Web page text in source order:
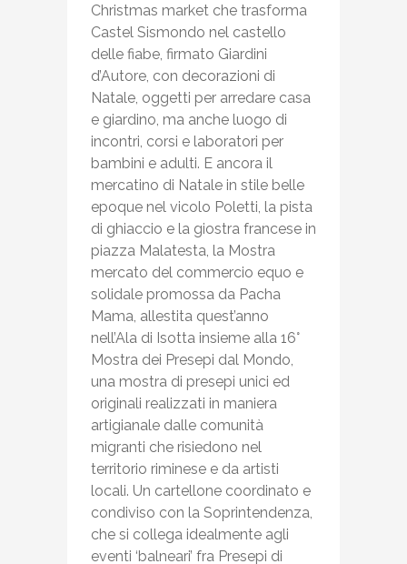
Christmas market che trasforma
Castel Sismondo nel castello
delle fiabe, firmato Giardini
d’Autore, con decorazioni di
Natale, oggetti per arredare casa
e giardino, ma anche luogo di
incontri, corsi e laboratori per
bambini e adulti. E ancora il
mercatino di Natale in stile belle
epoque nel vicolo Poletti, la pista
di ghiaccio e la giostra francese in
piazza Malatesta, la Mostra
mercato del commercio equo e
solidale promossa da Pacha
Mama, allestita quest’anno
nell’Ala di Isotta insieme alla 16°
Mostra dei Presepi dal Mondo,
una mostra di presepi unici ed
originali realizzati in maniera
artigianale dalle comunità
migranti che risiedono nel
territorio riminese e da artisti
locali. Un cartellone coordinato e
condiviso con la Soprintendenza,
che si collega idealmente agli
eventi ‘balneari’ fra Presepi di